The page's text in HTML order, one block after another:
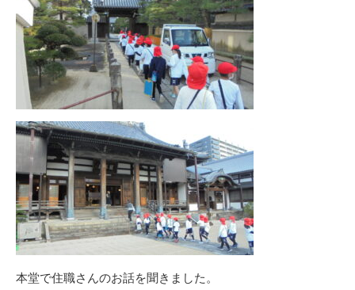
本堂で住職さんのお話を聞きました。